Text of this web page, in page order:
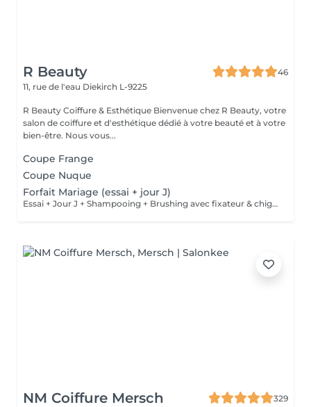
R Beauty
46
11, rue de l'eau Diekirch L-9225
R Beauty Coiffure & Esthétique Bienvenue chez R Beauty, votre
salon de coiffure et d'esthétique dédié à votre beauté et à votre
bien-être. Nous vous...
Coupe Frange
Coupe Nuque
Forfait Mariage (essai + jour J)
Essai + Jour J + Shampooing + Brushing avec fixateur & chignon Maquillage inclus
NM Coiffure Mersch
329